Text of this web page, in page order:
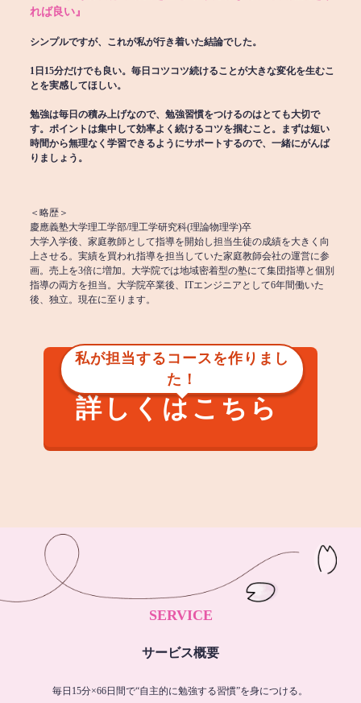
れば良い』
シンプルですが、これが私が行き着いた結論でした。
1日15分だけでも良い。毎日コツコツ続けることが大きな変化を生むこ
とを実感してほしい。
勉強は毎日の積み上げなので、勉強習慣をつけるのはとても大切で
す。ポイントは集中して効率よく続けるコツを掴むこと。まずは短い
時間から無理なく学習できるようにサポートするので、一緒にがんば
りましょう。
＜略歴＞
慶應義塾大学理工学部/理工学研究科(理論物理学)卒
大学入学後、家庭教師として指導を開始し担当生徒の成績を大きく向
上させる。実績を買われ指導を担当していた家庭教師会社の運営に参
画。売上を3倍に増加。大学院では地域密着型の塾にて集団指導と個別
指導の両方を担当。大学院卒業後、ITエンジニアとして6年間働いた
後、独立。現在に至ります。
私が担当するコースを作りまし
た！
詳しくはこちら
SERVICE
サービス概要
毎日15分×66日間で“自主的に勉強する習慣”を身につける。